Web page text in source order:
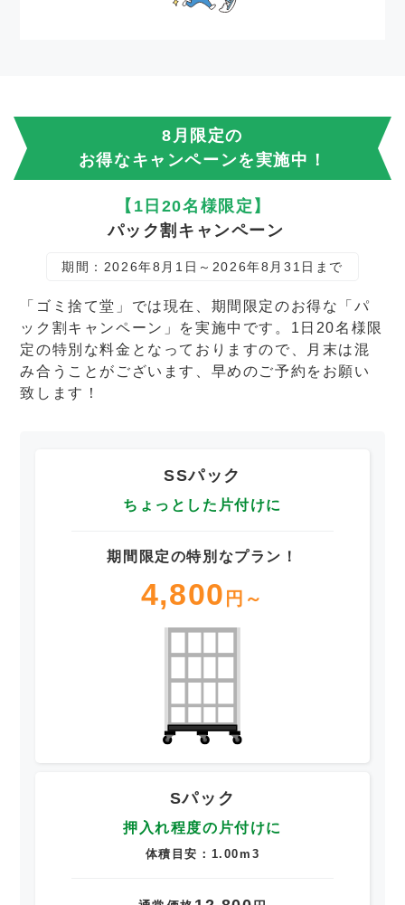
8月限定の
お得なキャンペーンを実施中！
【1日20名様限定】
パック割キャンペーン
期間：2026年8月1日～2026年8月31日まで
「ゴミ捨て堂」では現在、期間限定のお得な「パ
ック割キャンペーン」を実施中です。1日20名様限
定の特別な料金となっておりますので、月末は混
み合うことがございます、早めのご予約をお願い
致します！
SSパック
ちょっとした片付けに
期間限定の特別なプラン！
4,800 円～
Sパック
押入れ程度の片付けに
体積目安：1.00m3